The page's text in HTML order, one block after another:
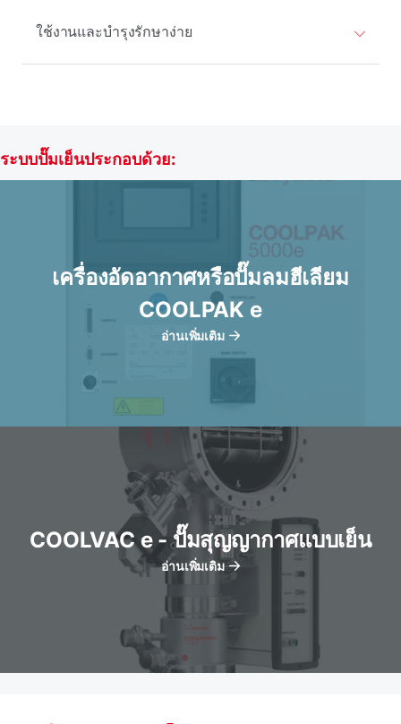
ใช้งานและบํารุงรักษาง่าย
ระบบปั๊มเย็นประกอบด้วย:
เครื่องอัดอากาศหรือปั๊มลมฮีเลียม
COOLPAK e
อ่านเพิ่มเติม
COOLVAC e - ปั๊มสุญญากาศแบบเย็น
อ่านเพิ่มเติม